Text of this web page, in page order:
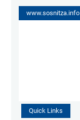
www.sosnitza.info
Quick Links